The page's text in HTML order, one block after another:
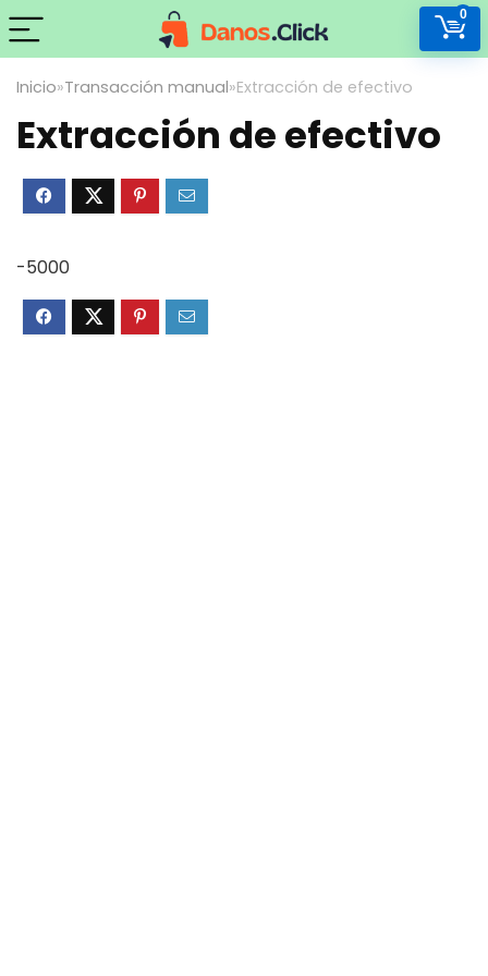
0
Inicio»Transacción manual»Extracción de efectivo
Extracción de efectivo
-5000